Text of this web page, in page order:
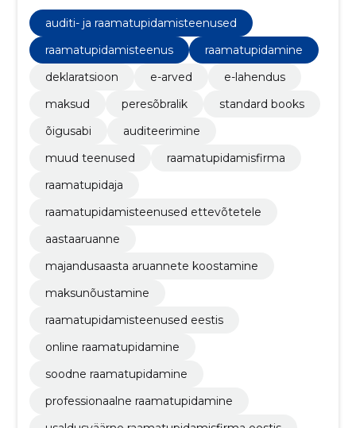
finantsasjad korras ja tulemuslikult toimida.
auditi- ja raamatupidamisteenused
raamatupidamisteenus
raamatupidamine
deklaratsioon
e-arved
e-lahendus
maksud
peresõbralik
standard books
õigusabi
auditeerimine
muud teenused
raamatupidamisfirma
raamatupidaja
raamatupidamisteenused ettevõtetele
aastaaruanne
majandusaasta aruannete koostamine
maksunõustamine
raamatupidamisteenused eestis
online raamatupidamine
soodne raamatupidamine
professionaalne raamatupidamine